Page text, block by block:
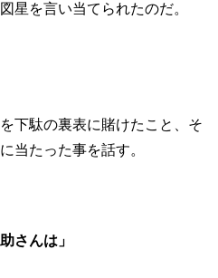
星を言い当てられたのだ。
下駄の裏表に賭けたこと、そ
当たった事を話す。
さんは」